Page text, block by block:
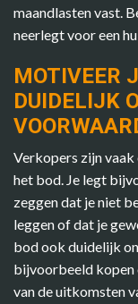
maandlasten vast.
neerlegt voor een
MOTIVEER
DUIDELIJK
Verkopers zijn
het bod. Je legt
zeggen dat je niet
leggen of dat je
bod ook duidelijk
bijvoorbeeld kopen
van de uitkomsten